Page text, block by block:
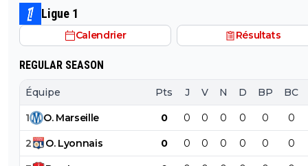
le PSG a traiter Kylian Mbappé lorsqu'il avait voulu
PSG.
Ligue 1
Calendrier Résultats
REGULAR SEASON
Équipe Pts J V N D BP BC
1 O. Marseille 0 0 0 0 0 0 0
2 O. Lyonnais 0 0 0 0 0 0 0